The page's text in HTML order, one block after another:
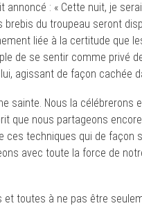
annoncé : « Cette nuit, je
du troupeau seront
liée à la certitude que
de se sentir comme privé
agissant de façon cachée
sainte. Nous la
que nous partageons
ces techniques qui de
avec toute la force de
toutes à ne pas être